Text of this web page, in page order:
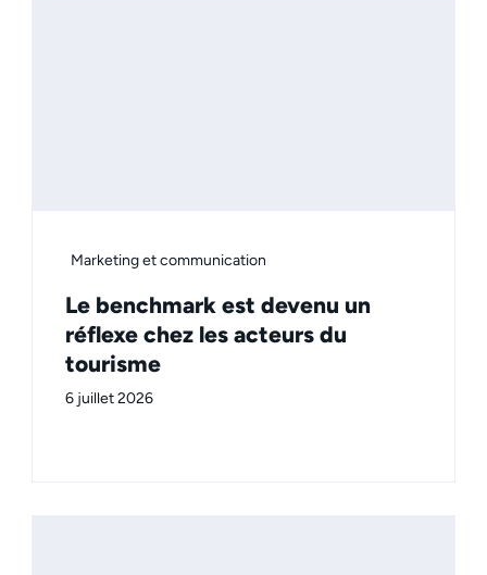
Marketing et communication
Le benchmark est devenu un
réflexe chez les acteurs du
tourisme
6 juillet 2026